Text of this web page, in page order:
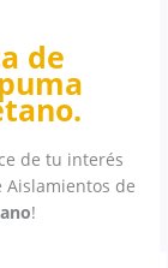
de
.
de tu interés
de
!